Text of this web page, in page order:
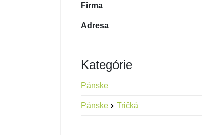
Firma
Adresa
Kategórie
Pánske
Pánske Tričká